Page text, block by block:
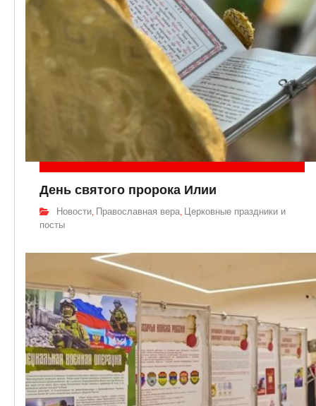
День святого пророка Илии
Новости, Православная вера, Церковные праздники и
посты